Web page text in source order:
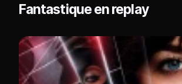
Fantastique en replay